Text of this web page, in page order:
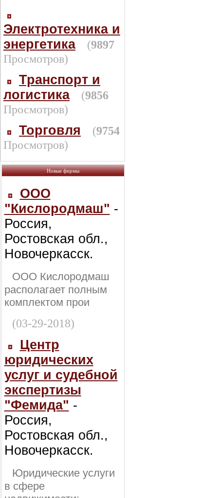
Электротехника и
энергетика
(9897
Просмотров)
Транспорт и
логистика
(9856
Просмотров)
Торговля (9754
Просмотров)
Новые фирмы
ООО
"Кислородмаш" -
Россия,
Ростовская обл.,
Новочеркасск.
ООО Кислородмаш
располагает полным
комплектом прои
(03-29-2018)
Центр
юридических
услуг и судебной
экспертизы
"Фемида" -
Россия,
Ростовская обл.,
Новочеркасск.
Юридические услуги
в сфере